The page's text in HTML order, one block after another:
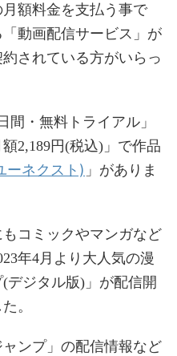
額料金を支払う事で
動画配信サービス」が
されている方がいらっ
間・無料トライアル」
2,189円(税込)」で作品
ーネクスト) 」がありま
コミックやマンガなど
年4月より大人気の漫
デジタル版)」が配信開
。
ンプ」の配信情報など